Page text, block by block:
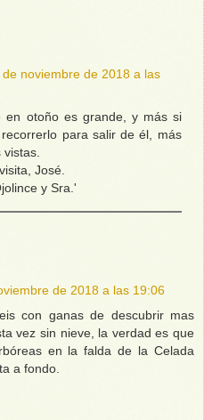
de noviembre de 2018 a las
en otoño es grande, y más si
para salir de él, más
vistas.
José.
y Sra.'
de 2018 a las 19:06
con ganas de descubrir mas
vez sin nieve, la verdad es que
en la falda de la Celada
a fondo.